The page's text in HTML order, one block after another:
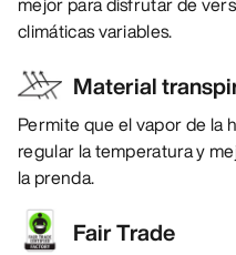
climáticas variables.
Material
Permite que el vapor de la
regular la temperatura y
la prenda.
Fair Trade